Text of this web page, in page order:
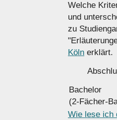
Welche
und
zu
Köln erklärt.
Bachelor
(2-Fächer-
Wie lese ich